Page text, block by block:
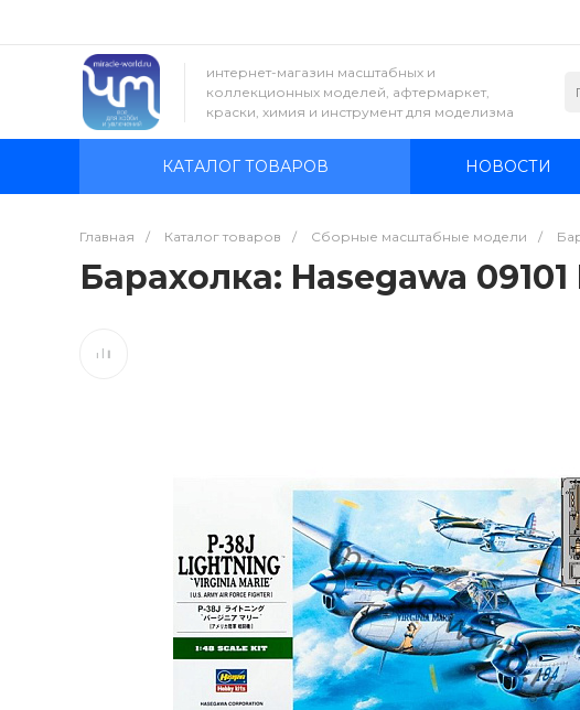
интернет-магазин масштабных и
коллекционных моделей, афтермаркет,
краски, химия и инструмент для моделизма
КАТАЛОГ ТОВАРОВ НОВОСТИ
Главная / Каталог товаров / Сборные масштабные модели /
Барахолка: Hasegawa